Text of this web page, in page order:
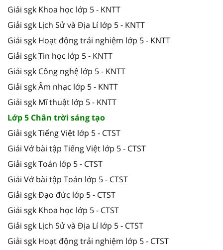
Giải sgk Khoa học lớp 5 - KNTT
Giải sgk Lịch Sử và Địa Lí lớp 5 - KNTT
Giải sgk Hoạt động trải nghiệm lớp 5 - KNTT
Giải sgk Tin học lớp 5 - KNTT
Giải sgk Công nghệ lớp 5 - KNTT
Giải sgk Âm nhạc lớp 5 - KNTT
Giải sgk Mĩ thuật lớp 5 - KNTT
Lớp 5 Chân trời sáng tạo
Giải sgk Tiếng Việt lớp 5 - CTST
Giải Vở bài tập Tiếng Việt lớp 5 - CTST
Giải sgk Toán lớp 5 - CTST
Giải Vở bài tập Toán lớp 5 - CTST
Giải sgk Đạo đức lớp 5 - CTST
Giải sgk Khoa học lớp 5 - CTST
Giải sgk Lịch Sử và Địa Lí lớp 5 - CTST
Giải sgk Hoạt động trải nghiệm lớp 5 - CTST